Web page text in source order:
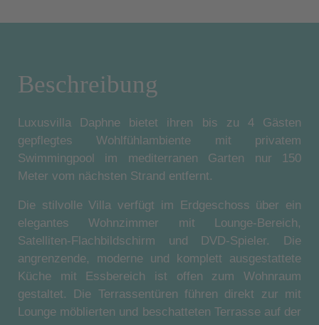
Beschreibung
Luxusvilla Daphne bietet ihren bis zu 4 Gästen
gepflegtes Wohlfühlambiente mit privatem
Swimmingpool im mediterranen Garten nur 150
Meter vom nächsten Strand entfernt.
Die stilvolle Villa verfügt im Erdgeschoss über ein
elegantes Wohnzimmer mit Lounge-Bereich,
Satelliten-Flachbildschirm und DVD-Spieler. Die
angrenzende, moderne und komplett ausgestattete
Küche mit Essbereich ist offen zum Wohnraum
gestaltet. Die Terrassentüren führen direkt zur mit
Lounge möblierten und beschatteten Terrasse auf der